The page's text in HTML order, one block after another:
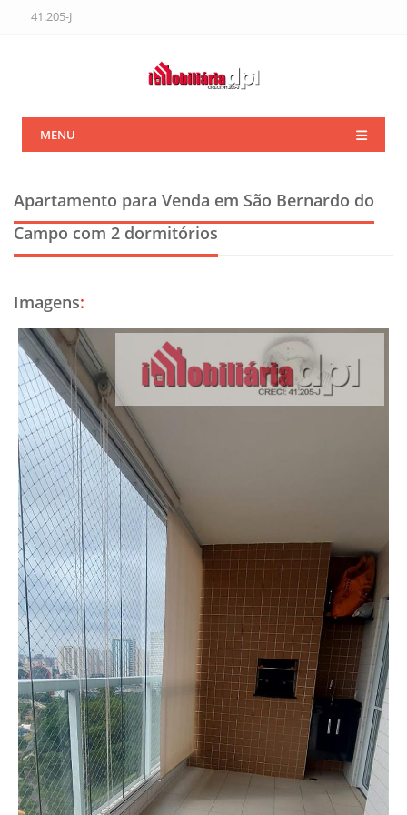
41.205-J
MENU
Apartamento para Venda em São Bernardo do
Campo com 2 dormitórios
Imagens: